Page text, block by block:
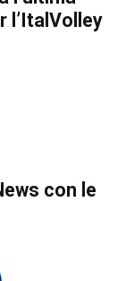
l’ItalVolley
con le